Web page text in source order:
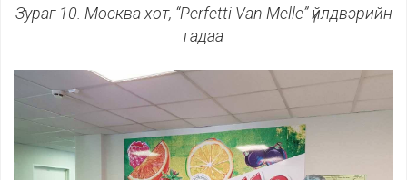
Зураг 10. Москва хот, “Perfetti Van Melle” үйлдвэрийн
гадаа